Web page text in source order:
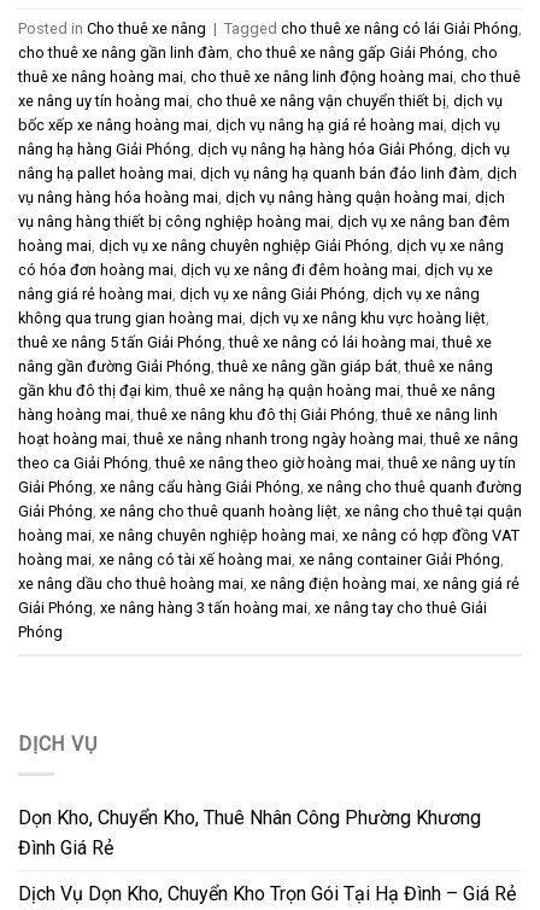
Posted in Cho thuê xe nâng | Tagged cho thuê xe nâng có lái Giải Phóng,
cho thuê xe nâng gần linh đàm, cho thuê xe nâng gấp Giải Phóng, cho
thuê xe nâng hoàng mai, cho thuê xe nâng linh động hoàng mai, cho thuê
xe nâng uy tín hoàng mai, cho thuê xe nâng vận chuyển thiết bị, dịch vụ
bốc xếp xe nâng hoàng mai, dịch vụ nâng hạ giá rẻ hoàng mai, dịch vụ
nâng hạ hàng Giải Phóng, dịch vụ nâng hạ hàng hóa Giải Phóng, dịch vụ
nâng hạ pallet hoàng mai, dịch vụ nâng hạ quanh bán đảo linh đàm, dịch
vụ nâng hàng hóa hoàng mai, dịch vụ nâng hàng quận hoàng mai, dịch
vụ nâng hàng thiết bị công nghiệp hoàng mai, dịch vụ xe nâng ban đêm
hoàng mai, dịch vụ xe nâng chuyên nghiệp Giải Phóng, dịch vụ xe nâng
có hóa đơn hoàng mai, dịch vụ xe nâng đi đêm hoàng mai, dịch vụ xe
nâng giá rẻ hoàng mai, dịch vụ xe nâng Giải Phóng, dịch vụ xe nâng
không qua trung gian hoàng mai, dịch vụ xe nâng khu vực hoàng liệt,
thuê xe nâng 5 tấn Giải Phóng,thuê xe nâng có lái hoàng mai,thuê xe
nâng gần đường Giải Phóng,thuê xe nâng gần giáp bát,thuê xe nâng
gần khu đô thị đại kim,thuê xe nâng hạ quận hoàng mai,thuê xe nâng
hàng hoàng mai,thuê xe nâng khu đô thị Giải Phóng,thuê xe nâng linh
hoạt hoàng mai,thuê xe nâng nhanh trong ngày hoàng mai,thuê xe nâng
theo ca Giải Phóng,thuê xe nâng theo giờ hoàng mai,thuê xe nâng uy tín
Giải Phóng, xe nâng cẩu hàng Giải Phóng, xe nâng cho thuê quanh đường
Giải Phóng, xe nâng cho thuê quanh hoàng liệt, xe nâng cho thuê tại quận
hoàng mai, xe nâng chuyên nghiệp hoàng mai, xe nâng có hợp đồng VAT
hoàng mai, xe nâng có tài xế hoàng mai, xe nâng container Giải Phóng,
xe nâng dầu cho thuê hoàng mai, xe nâng điện hoàng mai, xe nâng giá rẻ
Giải Phóng, xe nâng hàng 3 tấn hoàng mai, xe nâng tay cho thuê Giải
Phóng
DỊCH VỤ
Dọn Kho, Chuyển Kho, Thuê Nhân Công Phường Khương
Đình Giá Rẻ
Dịch Vụ Dọn Kho, Chuyển Kho Trọn Gói Tại Hạ Đình – Giá Rẻ